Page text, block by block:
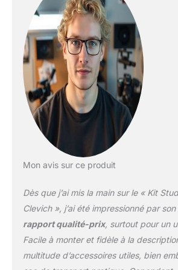
sable offrent
stabilité.
l'arrière-plan
présenter
raison de
nécessaire,
fond pendant
puis
fer à vapeur
【2 x
avec abat-
lumineuse
quelle
tungstène
2 lampes de
lumière du
ressemblent
Mon avis sur ce produit
Dès que j’ai mis la main sur le « Kit
Clevich », j’ai été impressionné par son
rapport qualité-prix, surtout pour un
Facile à monter et fidèle à la
multitude d’accessoires utiles, bien